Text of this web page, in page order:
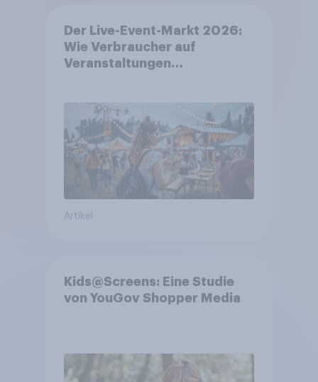
Der Live-Event-Markt 2026:
Wie Verbraucher auf
Veranstaltungen
Artikel
Kids@Screens: Eine Studie
von YouGov Shopper Media